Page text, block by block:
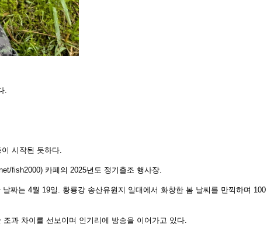
.
시 작된 듯하다.
fish2000) 카페의 2025년도 정기출조 행사장.
날짜는 4월 19일. 황룡강 송산유원지 일대에서 화창한 봄 날씨를 만끽하며 100
조과 차이를 선보이며 인기리에 방송을 이어가고 있다.